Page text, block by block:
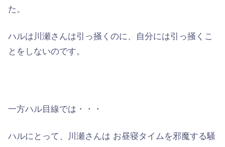
た。
ハルは川瀬さんは引っ掻くのに、自分には引っ掻くこ
とをしないのです。
一方ハル目線では・・・
ハルにとって、川瀬さんは お昼寝タイムを邪魔する騒